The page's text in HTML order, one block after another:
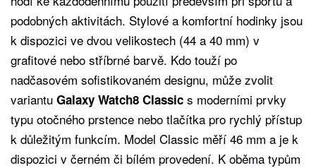
podobných aktivitách. Stylové a komfortní hodinky jsou
k dispozici ve dvou velikostech (44 a 40 mm) v
grafitové nebo stříbrné barvě. Kdo touží po
nadčasovém sofistikovaném designu, může zvolit
variantu Galaxy Watch8 Classic s moderními prvky
typu otočného prstence nebo tlačítka pro rychlý přístup
k důležitým funkcím. Model Classic měří 46 mm a je k
dispozici v černém či bílém provedení. K oběma typům